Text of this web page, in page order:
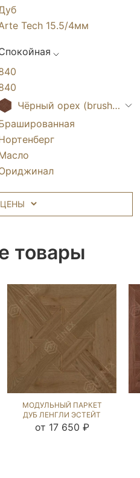
Tech 15.5/4мм
Чёрный орех (brushed)
товары
МОДУЛЬНЫЙ ПАРКЕТ
ДУБ ЛЕНГЛИ ЭСТЕЙТ
NEW (BRUSHED) 123539
от 17 650 ₽